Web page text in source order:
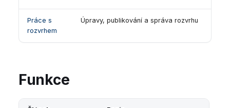
Práce s
rozvrhem
Úpravy, publikování a správa rozvrhu
Funkce